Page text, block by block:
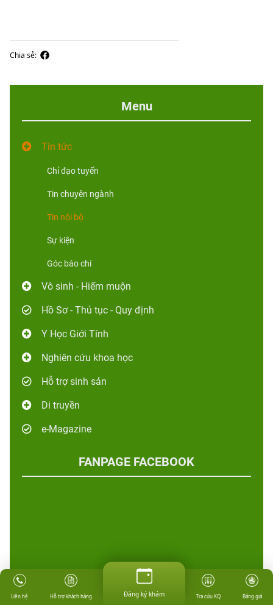
Chia sẻ:
Menu
Tin tức
Chỉ đạo tuyến
Tin chuyên ngành
Tin nội bộ
Sự kiện
Góc báo chí
Vô sinh - Hiếm muộn
Hồ Sơ - Thủ tục - Quy định
Y Học Giới Tính
Nghiên cứu khoa học
Hỗ trợ sinh sản
Di truyền
e-Magazine
FANPAGE FACEBOOK
Liên hệ Hỗ trợ khách hàng Đăng ký khám Tra cứu KQ Bảng giá